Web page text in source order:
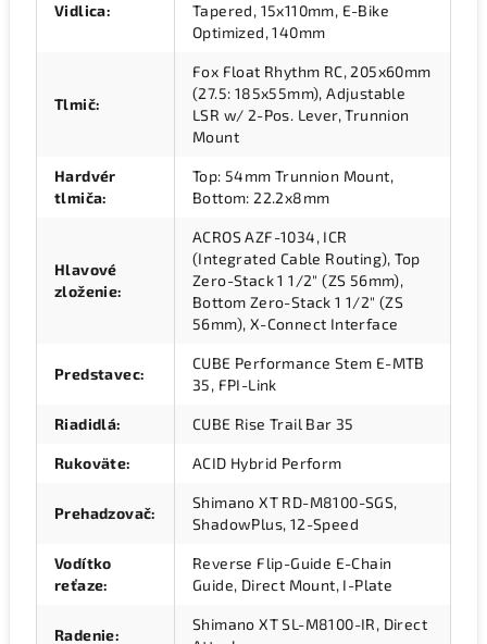
Vidlica:
Tapered, 15x110mm, E-Bike
Optimized, 140mm
Tlmič:
Fox Float Rhythm RC, 205x60mm
(27.5: 185x55mm), Adjustable
LSR w/ 2-Pos. Lever, Trunnion
Mount
Hardvér
tlmiča:
Top: 54mm Trunnion Mount,
Bottom: 22.2x8mm
Hlavové
zloženie:
ACROS AZF-1034, ICR
(Integrated Cable Routing), Top
Zero-Stack 1 1/2" (ZS 56mm),
Bottom Zero-Stack 1 1/2" (ZS
56mm), X-Connect Interface
Predstavec:
CUBE Performance Stem E-MTB
35, FPI-Link
Riadidlá: CUBE Rise Trail Bar 35
Rukoväte: ACID Hybrid Perform
Prehadzovač:
Shimano XT RD-M8100-SGS,
ShadowPlus, 12-Speed
Vodítko
reťaze:
Reverse Flip-Guide E-Chain
Guide, Direct Mount, I-Plate
Radenie:
Shimano XT SL-M8100-IR, Direct